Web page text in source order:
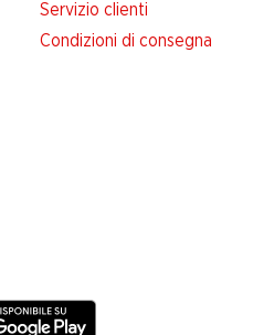
Servizio clienti
Condizioni di consegna